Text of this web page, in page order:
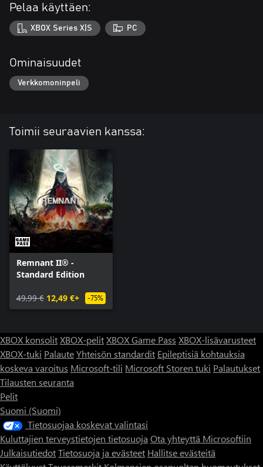
Pelaa käyttäen:
XBOX Series X|S PC
Ominaisuudet
Verkkomoninpeli
Toimii seuraavien kanssa:
Remnant II® -
Standard Edition
49,99 € 12,49 €+ -75%
XBOX konsolitXBOX-pelitXBOX Game Pass XBOX-lisävarusteet
XBOX-tuki PalauteYhteisön standardit Epileptisiä kohtauksia
koskeva varoitus Microsoft-tili Microsoft Storen tuki Palautukset
Tilausten seuranta
Pelit
Suomi (Suomi)
Tietosuojaa koskevat valintasi
Kuluttajien terveystietojen tietosuoja Ota yhteyttä Microsoftiin
JulkaisutiedotTietosuoja ja evästeet Hallitse evästeitä